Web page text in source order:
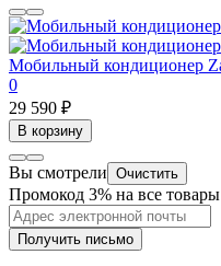
Мобильный кондиционер
0
29 590 ₽
В корзину
Вы смотрели Очистить
Промокод 3% на все
Получить письмо